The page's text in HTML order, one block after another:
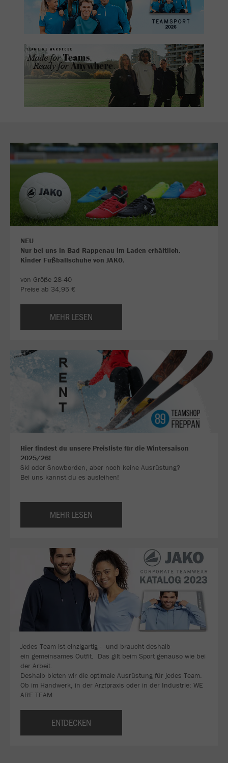
NEU
Nur bei uns in Bad Rappenau im Laden erhältlich.
Kinder Fußballschuhe von JAKO.
von Größe 28-40
Preise ab 34,95 €
MEHR LESEN
Hier findest du unsere Preisliste für die Wintersaison
2025/26!
Ski oder Snowborden, aber noch keine Ausrüstung?
Bei uns kannst du es ausleihen!
MEHR LESEN
Jedes Team ist einzigartig - und braucht deshalb
ein gemeinsames Outfit. Das gilt beim Sport genauso wie bei
der Arbeit.
Deshalb bieten wir die optimale Ausrüstung für jedes Team.
Ob im Handwerk, in der Arztpraxis oder in der Industrie: WE
ARE TEAM
ENTDECKEN